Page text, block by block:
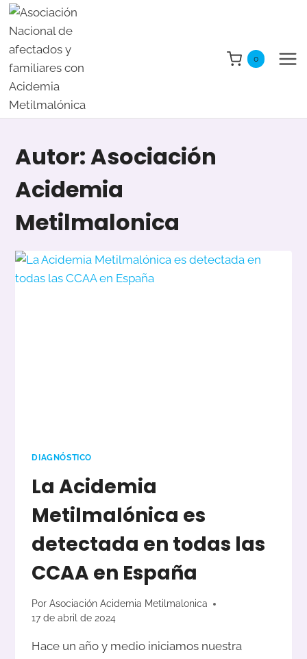
Saltar
contenido
0
Autor: Asociación
Acidemia
Metilmalonica
DIAGNÓSTICO
La Acidemia
Metilmalónica es
detectada en todas las
CCAA en España
Por Asociación Acidemia Metilmalonica
17 de abril de 2024
Hace un año y medio iniciamos nuestra